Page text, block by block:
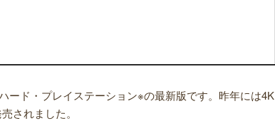
ード・プレイステーション※の最新版です。昨年には4K
されました。